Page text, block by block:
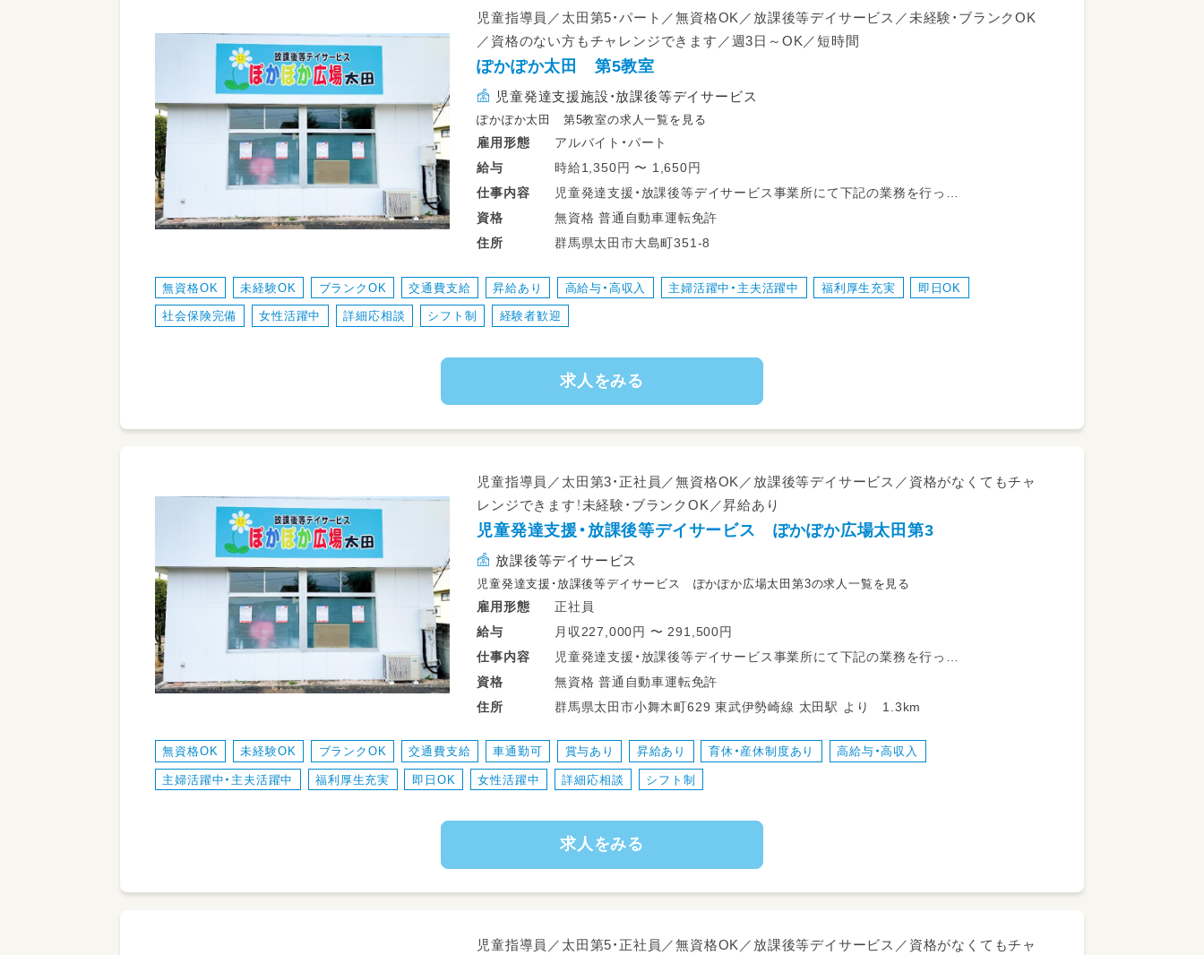
＼＼おすすめpoint★／／
★定員1日10名。お子様とじっくり関われます
★未経験の方でも丁寧にサポートいたしますので、ご安心ください
児童指導員／太田第5・パート／無資格OK／放課後等デイサービス／未経験・ブランクOK
／資格のない方もチャレンジできます／週3日～OK／短時間
ぽかぽか太田 第5教室
児童発達支援施設・放課後等デイサービス
ぽかぽか太田 第5教室の求人一覧を見る
雇用形態
アルバイト・パート
給与
時給1,350円 〜 1,650円
仕事内容
児童発達支援・放課後等デイサービス事業所にて下記の業務を行っ
ていただきます。
・障がい児の自立支援、発達支援
・療育プログラムの作成、及び指導
・送迎業務
資格
無資格 普通自動車運転免許
住所
群馬県太田市大島町351-8
無資格OK 未経験OK ブランクOK 交通費支給 昇給あり 高給与・高収入 主婦活躍中・主夫活躍中 福利厚生充実 即日OK
社会保険完備 女性活躍中 詳細応相談 シフト制 経験者歓迎
求人をみる
児童指導員／太田第3・正社員／無資格OK／放課後等デイサービス／資格がなくてもチャ
レンジできます！未経験・ブランクOK／昇給あり
児童発達支援・放課後等デイサービス ぽかぽか広場太田第3
放課後等デイサービス
児童発達支援・放課後等デイサービス ぽかぽか広場太田第3の求人一覧を見る
雇用形態
正社員
給与
月収227,000円 〜 291,500円
仕事内容
児童発達支援・放課後等デイサービス事業所にて下記の業務を行っ
ていただきます。
・障がい児の自立支援、発達支援
・療育プログラムの作成、及び指導
・送迎業務
未経験の方でもお気軽にご連絡ください
資格
無資格 普通自動車運転免許
住所
群馬県太田市小舞木町629 東武伊勢崎線 太田駅 より 1.3km
無資格OK 未経験OK ブランクOK 交通費支給 車通勤可 賞与あり 昇給あり 育休・産休制度あり 高給与・高収入
主婦活躍中・主夫活躍中 福利厚生充実 即日OK 女性活躍中 詳細応相談 シフト制
求人をみる
児童指導員／太田第5・正社員／無資格OK／放課後等デイサービス／資格がなくてもチャ